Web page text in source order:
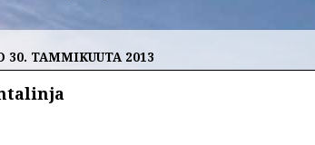
30. TAMMIKUUTA 2013